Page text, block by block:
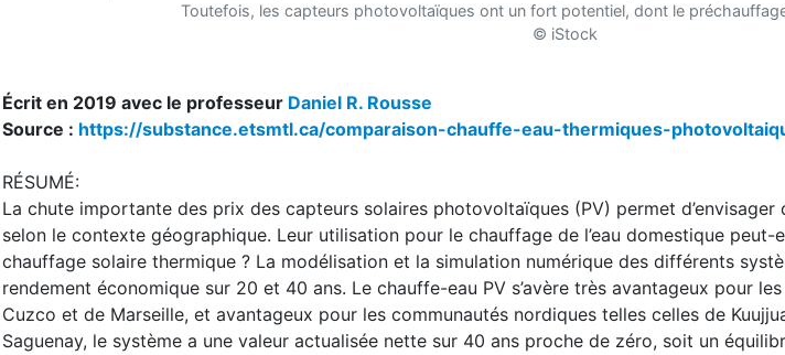
Toutefois, les capteurs photovoltaïques ont un fort potentiel, dont le
© iStock
Écrit en 2019 avec le professeur Daniel R. Rousse
Source : https://substance.etsmtl.ca/comparaison-chauffe-eau-thermiques-
RÉSUMÉ:
La chute importante des prix des capteurs solaires photovoltaïques (PV) permet
selon le contexte géographique. Leur utilisation pour le chauffage de l’eau domestique peut-
chauffage solaire thermique ? La modélisation et la simulation numérique des différents
rendement économique sur 20 et 40 ans. Le chauffe-eau PV s’avère très avantageux pour
Cuzco et de Marseille, et avantageux pour les communautés nordiques telles celles de
Saguenay, le système a une valeur actualisée nette sur 40 ans proche de zéro, soit un